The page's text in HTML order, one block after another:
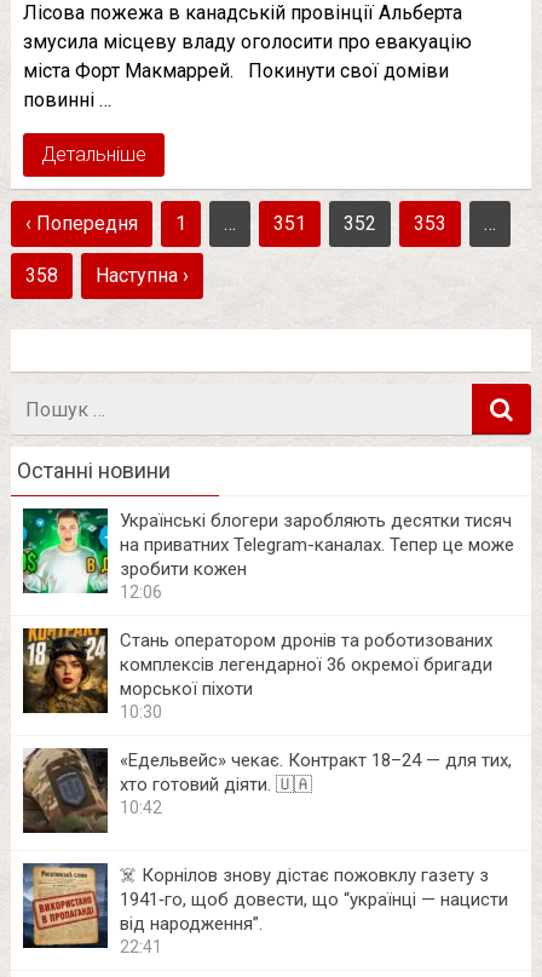
Лісова пожежа в канадській провінції Альберта
змусила місцеву владу оголосити про евакуацію
міста Форт Макмаррей. Покинути свої доміви
повинні …
Детальніше
‹ Попередня 1 … 351 352 353 …
358 Наступна ›
Останні новини
Українські блогери заробляють десятки тисяч
на приватних Telegram-каналах. Тепер це може
зробити кожен
12:06
Стань оператором дронів та роботизованих
комплексів легендарної 36 окремої бригади
морської піхоти
10:30
«Едельвейс» чекає. Контракт 18–24 — для тих,
хто готовий діяти. 🇺🇦
10:42
☠️ Корнілов знову дістає пожовклу газету з
1941‑го, щоб довести, що “українці — нацисти
від народження”.
22:41